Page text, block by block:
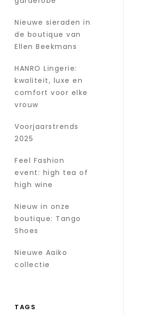
Nieuwe sieraden in
de boutique van
Ellen Beekmans
HANRO Lingerie:
kwaliteit, luxe en
comfort voor elke
vrouw
Voorjaarstrends
2025
Feel Fashion
event: high tea of
high wine
Nieuw in onze
boutique: Tango
Shoes
Nieuwe Aaiko
collectie
TAGS